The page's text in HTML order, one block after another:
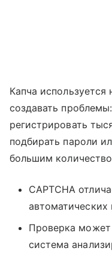
Капча используется
создавать
регистрировать
подбирать пароли
большим
CAPTCHA
автоматических
Проверка может
система